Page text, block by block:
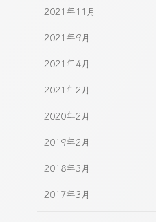
2021年11月
2021年9月
2021年4月
2021年2月
2020年2月
2019年2月
2018年3月
2017年3月